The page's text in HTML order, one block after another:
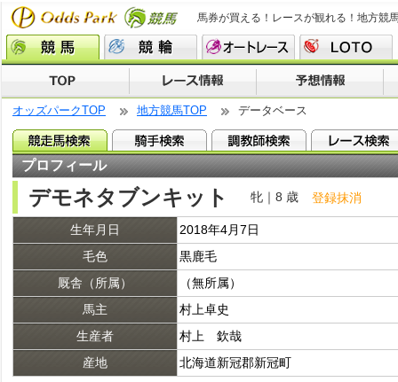
馬券が買える！レースが観れる！地方競
オッズパークTOP 地方競馬TOP データベース
プロフィール
デモネタブンキット 牝｜8 歳 登録抹消
生年月日
2018年4月7日
毛色
黒鹿毛
厩舎（所属）
（無所属）
馬主
村上卓史
生産者
村上 欽哉
産地
北海道新冠郡新冠町